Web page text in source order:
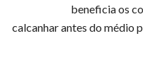
beneficia os
calcanhar antes do médio